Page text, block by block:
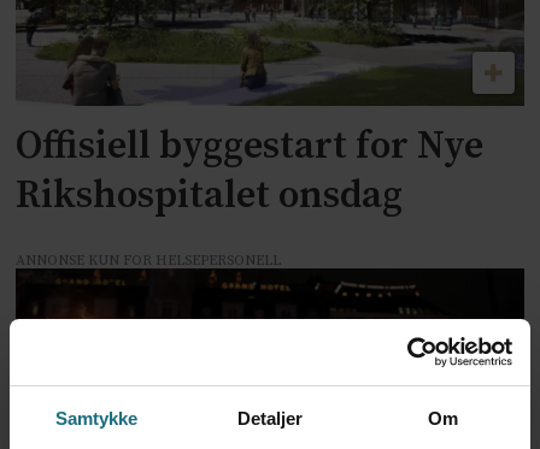
Samtykke Detaljer Om
Offisiell byggestart for Nye
Rikshospitalet onsdag
ANNONSE KUN FOR HELSEPERSONELL